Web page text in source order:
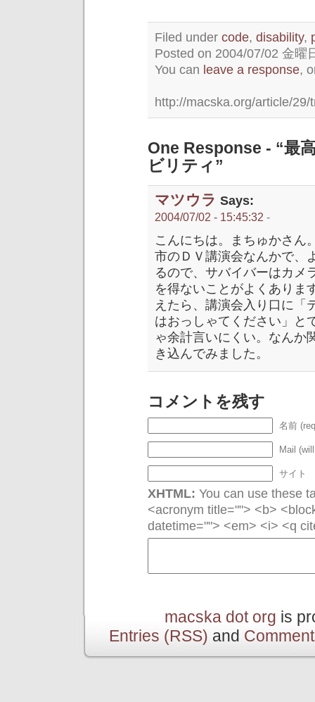
Filed under code, disability,
Posted on 2004/07/02 金曜
You can leave a response,
http://macska.org/article/29/
One Response - “最
ビリティ”
マツウラ Says:
2004/07/02 - 15:45:32 -
こんにちは。まちゅかさん
市のＤＶ講演会なんかで、
るので、サバイバーはカメ
を得ないことがよくあり
えたら、講演会入り口に「
はおっしゃてください」と
ゃ余計言いにくい。なんか
き込んでみました。
コメントを残す
名前
Mail
サイト
XHTML: You can use these
<acronym title=""> <b>
datetime=""> <em> <i> <q
macska dot org is
Entries (RSS) and